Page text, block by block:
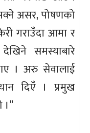
असर, पोषणको
गराउँदा आमा र
समस्याबारे
। अरु सेवालाई
दिएँ । प्रमुख
।”